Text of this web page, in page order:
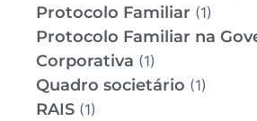
Protocolo Familiar (1)
Protocolo Familiar na
Corporativa (1)
Quadro societário (1)
RAIS (1)